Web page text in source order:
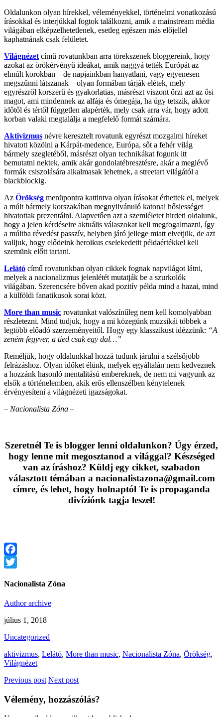
Oldalunkon olyan hírekkel, véleményekkel, történelmi vonatkozású
írásokkal és interjúkkal fogtok találkozni, amik a mainstream média
világában elképzelhetetlenek, esetleg egészen más előjellel
kaphatnának csak felületet.
Világnézet című rovatunkban arra törekszenek bloggereink, hogy
azokat az örökérvényű ideákat, amik naggyá tették Európát az
elmúlt korokban – de napjainkban hanyatlani, vagy egyenesen
megszűnni látszanak – olyan formában tárják elétek, mely
egyrészről korszerű és gyakorlatias, másrészt viszont őrzi azt az ősi
magot, ami mindennek az alfája és ómegája, ha úgy tetszik, akkor
időtől és tértől független alapérték, mely csak arra vár, hogy adott
korban valaki megtalálja a megfelelő formát számára.
Aktivizmus névre keresztelt rovatunk egyrészt mozgalmi híreket
hivatott közölni a Kárpát-medence, Európa, sőt a fehér világ
bármely szegletéből, másrészt olyan technikákat fogunk itt
bemutatni nektek, amik akár gondolatébresztésre, akár a meglévő
formák csiszolására alkalmasak lehetnek, a streetart világától a
blackblockig.
Az Örökség menüpontra kattintva olyan írásokat érhettek el, melyek
a múlt bármely korszakában megnyilvánuló katonai hősiességet
hivatottak prezentálni. Alapvetően azt a szemléletet hirdeti oldalunk,
hogy a jelen kérdéseire aktuális válaszokat kell megfogalmazni, így
a múltba révedést passzív, helyben járó jellege miatt elvetjük, de azt
valljuk, hogy elődeink heroikus cselekedetit példaértékkel kell
szemünk előtt tartani.
Lelátó című rovatunkban olyan cikkek fognak napvilágot látni,
melyek a nacionalizmus jelenlétét mutatják be a szurkolók
világában. Szerencsére bőven akad pozitív példa mind a hazai, mind
a külföldi fanatikusok sorai közt.
More than music rovatunkat valószínűleg nem kell komolyabban
részletezni. Mind tudjuk, hogy a mi közegünk muzsikái többek a
legtöbb előadó szerzeményeitől. Hogy egy klasszikust idézzünk: “A
zeném fegyver, a tied csak egy dal…”
Reméljük, hogy oldalunkkal hozzá tudunk járulni a szélsőjobb
felrázáshoz. Olyan időket élünk, melyek egyáltalán nem kedveznek
a hozzánk hasonló mentalitású embereknek, de nem mi vagyunk az
elsők a történelemben, akik erős ellenszélben kénytelenek
érvényesíteni a világnézeti igazságokat.
– Nacionalista Zóna –
Szeretnél Te is blogger lenni oldalunkon? Úgy érzed,
hogy lenne mit megosztanod a világgal? Készséged
van az íráshoz? Küldj egy cikket, szabadon
választott témában a nacionalistazona@gmail.com
címre, és lehet, hogy holnaptól Te is propaganda
divíziónk tagja leszel!
Facebook
Nacionalista Zóna
Author archive
július 1, 2018
Uncategorized
aktivizmus, Lelátó, More than music, Nacionalista Zóna, Örökség,
Világnézet
Previous post Next post
Vélemény, hozzászólás?